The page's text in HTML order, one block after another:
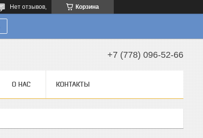
Корзина
Нет отзывов,
+7 (778) 096-52-66
О НАС КОНТАКТЫ